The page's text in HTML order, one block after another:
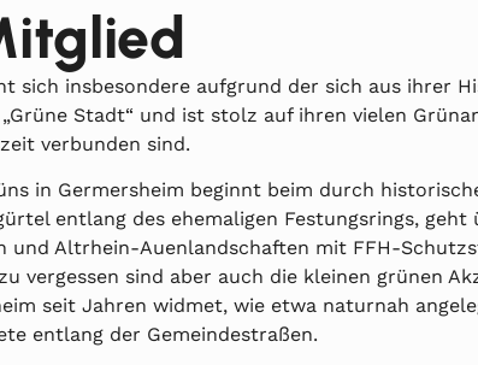
sich insbesondere aufgrund der sich aus ihrer
Stadt“ und ist stolz auf ihren vielen
verbunden sind.
in Germersheim beginnt beim durch
entlang des ehemaligen Festungsrings, geht
und Altrhein-Auenlandschaften mit FFH-
vergessen sind aber auch die kleinen grünen
seit Jahren widmet, wie etwa naturnah
entlang der Gemeindestraßen.